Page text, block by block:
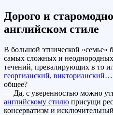
Дорого и
английском стиле
В большой этнической «семье»
самых сложных и
течений, превалирующих в то
георгианский, викторианский…
общее?
— Да, с уверенностью можно
английскому стилю присущи
консерватизм и